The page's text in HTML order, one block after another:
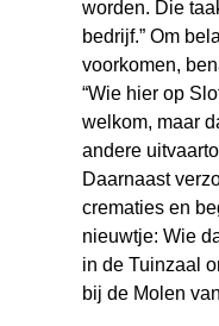
worden. Die
bedrijf.” Om
voorkomen,
“Wie hier op
welkom, maar
andere
Daarnaast
crematies en
nieuwtje: Wie
in de Tuinzaal
bij de Molen